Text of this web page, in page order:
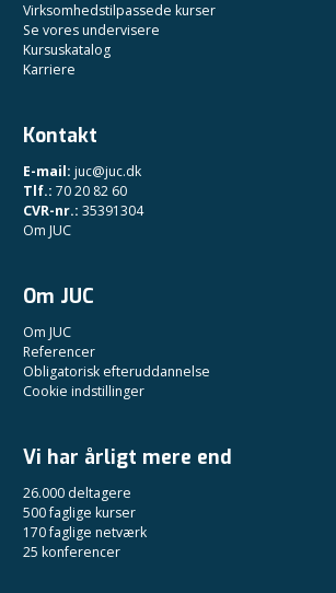
Virksomhedstilpassede kurser
Se vores undervisere
Kursuskatalog
Karriere
Kontakt
E-mail: juc@juc.dk
Tlf.: 70 20 82 60
CVR-nr.: 35391304
Om JUC
Om JUC
Om JUC
Referencer
Obligatorisk efteruddannelse
Cookie indstillinger
Vi har årligt mere end
26.000 deltagere
500 faglige kurser
170 faglige netværk
25 konferencer